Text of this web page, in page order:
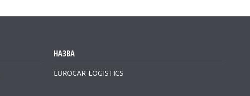
EUROCAR-LOGISTICS